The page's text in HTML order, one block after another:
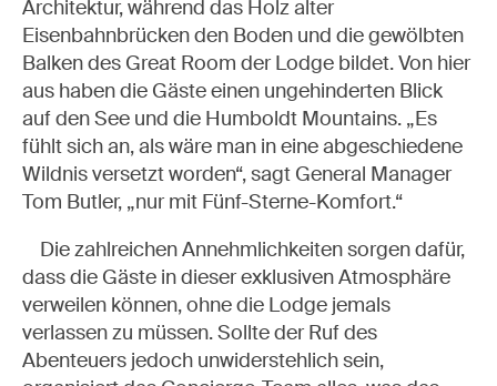
Architektur, während das Holz alter
Eisenbahnbrücken den Boden und die gewölbten
Balken des Great Room der Lodge bildet. Von hier
aus haben die Gäste einen ungehinderten Blick
auf den See und die Humboldt Mountains. „Es
fühlt sich an, als wäre man in eine abgeschiedene
Wildnis versetzt worden“, sagt General Manager
Tom Butler, „nur mit Fünf-Sterne-Komfort.“
Die zahlreichen Annehmlichkeiten sorgen dafür,
dass die Gäste in dieser exklusiven Atmosphäre
verweilen können, ohne die Lodge jemals
verlassen zu müssen. Sollte der Ruf des
Abenteuers jedoch unwiderstehlich sein,